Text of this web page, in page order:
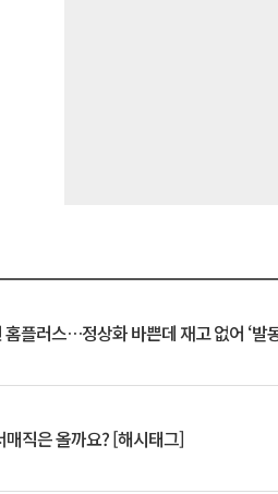
홈플러스…정상화 바쁜데 재고 없어 ‘발
직은 올까요? [해시태그]